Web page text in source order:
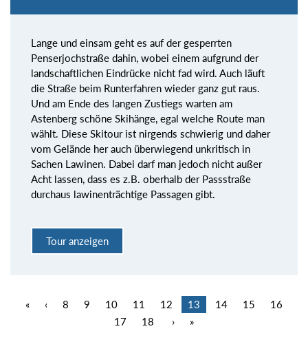
Lange und einsam geht es auf der gesperrten
Penserjochstraße dahin, wobei einem aufgrund der
landschaftlichen Eindrücke nicht fad wird. Auch läuft
die Straße beim Runterfahren wieder ganz gut raus.
Und am Ende des langen Zustiegs warten am
Astenberg schöne Skihänge, egal welche Route man
wählt. Diese Skitour ist nirgends schwierig und daher
vom Gelände her auch überwiegend unkritisch in
Sachen Lawinen. Dabei darf man jedoch nicht außer
Acht lassen, dass es z.B. oberhalb der Passstraße
durchaus lawinenträchtige Passagen gibt.
Tour anzeigen
« ‹ 8 9 10 11 12 13 14 15
16
17
18 › »